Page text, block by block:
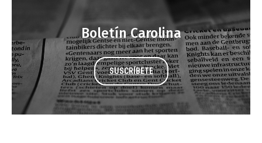
Boletín Carolina
SUSCRÍBETE